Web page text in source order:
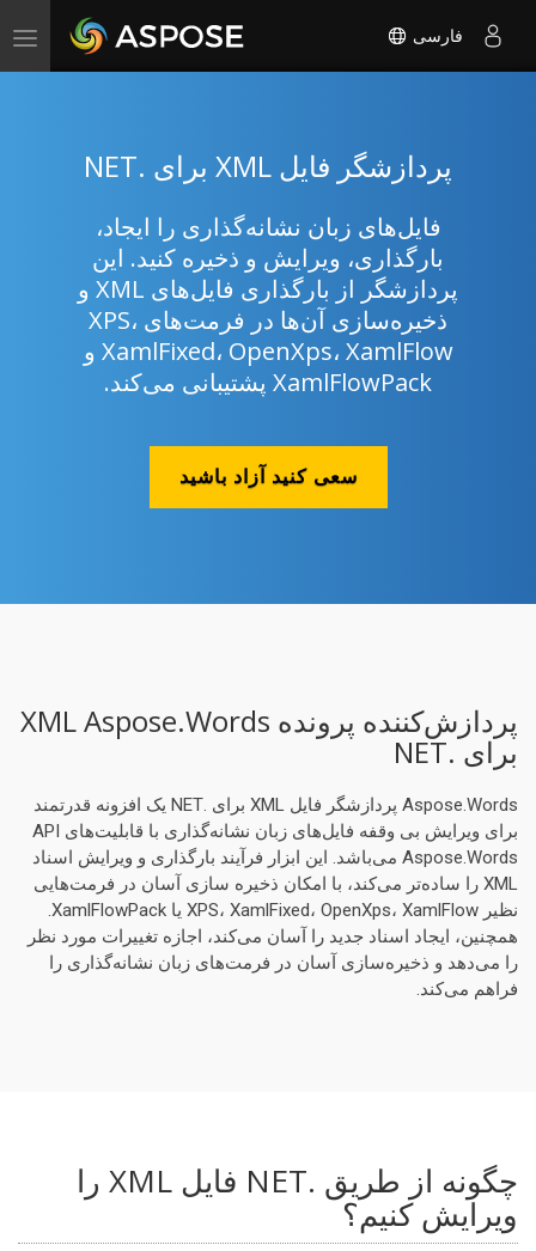
Toggle
فارسی
پردازشگر فایل XML برای .NET
فایل‌های زبان نشانه‌گذاری را ایجاد،
بارگذاری، ویرایش و ذخیره کنید. این
پردازشگر از بارگذاری فایل‌های XML و
ذخیره‌سازی آن‌ها در فرمت‌های XPS،
XamlFixed، OpenXps، XamlFlow و
XamlFlowPack پشتیبانی می‌کند.
سعی کنید آزاد باشید
پردازش‌کننده پرونده XML Aspose.Words
برای .NET
Aspose.Words پردازشگر فایل XML برای .NET یک افزونه قدرتمند
برای ویرایش بی وقفه فایل‌های زبان نشانه‌گذاری با قابلیت‌های API
Aspose.Words می‌باشد. این ابزار فرآیند بارگذاری و ویرایش اسناد
XML را ساده‌تر می‌کند، با امکان ذخیره سازی آسان در فرمت‌هایی
نظیر XPS، XamlFixed، OpenXps، XamlFlow یا XamlFlowPack.
همچنین، ایجاد اسناد جدید را آسان می‌کند، اجازه تغییرات مورد نظر
را می‌دهد و ذخیره‌سازی آسان در فرمت‌های زبان نشانه‌گذاری را
فراهم می‌کند.
چگونه از طریق .NET فایل XML را
ویرایش کنیم؟